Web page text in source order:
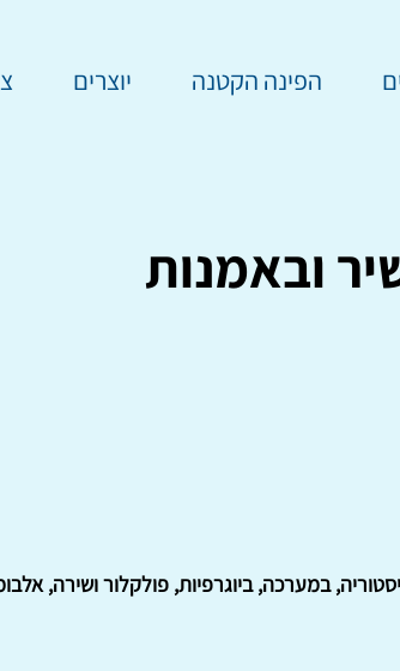
הפינה הקטנה יוצרים
ובאמנות
במערכה, ביוגרפיות, פולקלור ושירה,